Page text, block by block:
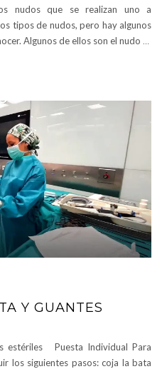
nudos que se realizan uno a
tipos de nudos, pero hay algunos
Algunos de ellos son el nudo …
Y GUANTES
Puesta Individual Para
los siguientes pasos: coja la bata